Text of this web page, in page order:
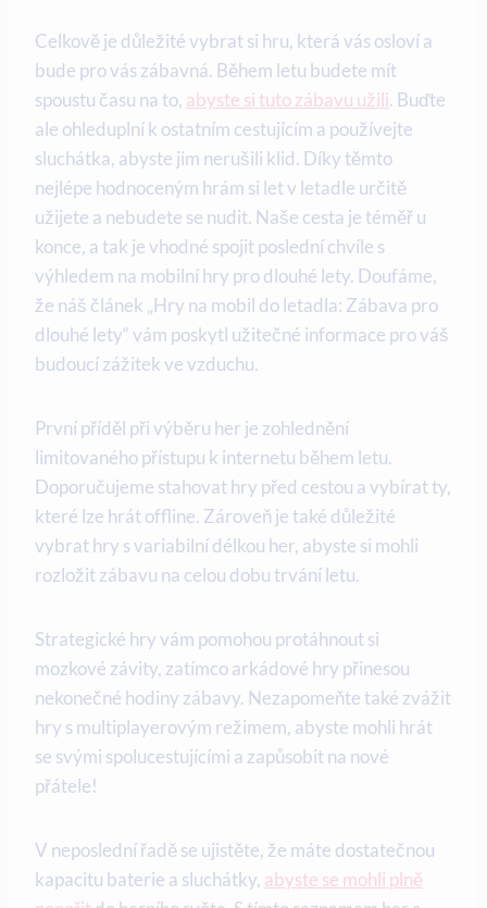
Celkově je důležité vybrat si hru, která vás osloví a
bude pro vás zábavná. Během letu budete mít
spoustu času na to, abyste si tuto zábavu užili. Buďte
ale ohleduplní k ostatním cestujícím a používejte
sluchátka, abyste jim nerušili klid. Díky těmto
nejlépe hodnoceným hrám si let v letadle určitě
užijete a nebudete se nudit. Naše cesta je téměř u
konce, a tak je vhodné spojit poslední chvíle s
výhledem na mobilní hry pro dlouhé lety. Doufáme,
že náš článek „Hry na mobil do letadla: Zábava pro
dlouhé lety“ vám poskytl užitečné informace pro váš
budoucí zážitek ve vzduchu.
První příděl při výběru her je zohlednění
limitovaného přístupu k internetu během letu.
Doporučujeme stahovat hry před cestou a vybírat ty,
které lze hrát offline. Zároveň je také důležité
vybrat hry s variabilní délkou her, abyste si mohli
rozložit zábavu na celou dobu trvání letu.
Strategické hry vám pomohou protáhnout si
mozkové závity, zatímco arkádové hry přinesou
nekonečné hodiny zábavy. Nezapomeňte také zvážit
hry s multiplayerovým režimem, abyste mohli hrát
se svými spolucestujícími a zapůsobit na nové
přátele!
V neposlední řadě se ujistěte, že máte dostatečnou
kapacitu baterie a sluchátky, abyste se mohli plně